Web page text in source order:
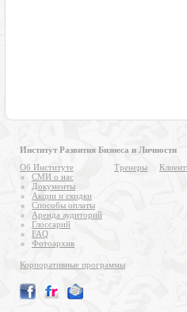
Институт Развития Бизнеса и Личности
Об Институте
СМИ о нас
Документы
Акции и скидки
Способы оплаты
Аренда аудиторий
Глоссарий
FAQ
Фотоархив
Тренеры
Корпоративные программы